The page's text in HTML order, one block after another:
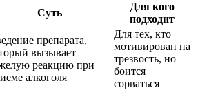
Суть
Для кого
подходит
препарата,
вызывает
реакцию при
алкоголя
Для тех, кто
мотивирован на
трезвость, но
боится
сорваться